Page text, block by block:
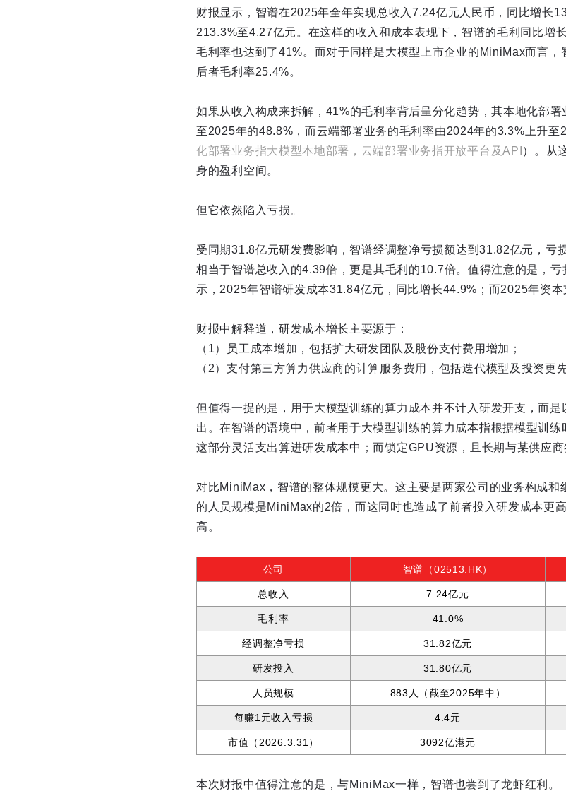
财报显示，智谱在2025年全年实现总收入7.24亿元人民币，同比增长
213.3%至4.27亿元。在这样的收入和成本表现下，智谱的毛利同比增
毛利率也达到了41%。而对于同样是大模型上市企业的MiniMax而言，
后者毛利率25.4%。
如果从收入构成来拆解，41%的毛利率背后呈分化趋势，其本地化部
至2025年的48.8%，而云端部署业务的毛利率由2024年的3.3%上升至
化部署业务指大模型本地部署，云端部署业务指开放平台及API ）。从
身的盈利空间。
但它依然陷入亏损。
受同期31.8亿元研发费影响，智谱经调整净亏损额达到31.82亿元，亏
相当于智谱总收入的4.39倍，更是其毛利的10.7倍。值得注意的是，
示，2025年智谱研发成本31.84亿元，同比增长44.9%；而2025年资本
财报中解释道，研发成本增长主要源于：
（1）员工成本增加，包括扩大研发团队及股份支付费用增加；
（2）支付第三方算力供应商的计算服务费用，包括迭代模型及投资更
但值得一提的是，用于大模型训练的算力成本并不计入研发开支，而
出。在智谱的语境中，前者用于大模型训练的算力成本指根据模型训练
这部分灵活支出算进研发成本中；而锁定GPU资源，且长期与某供应商
对比MiniMax，智谱的整体规模更大。这主要是两家公司的业务构成和
的人员规模是MiniMax的2倍，而这同时也造成了前者投入研发成本更
高。
公司 智谱（02513.HK）
总收入 7.24亿元
毛利率 41.0%
经调整净亏损 31.82亿元
研发投入 31.80亿元
人员规模 883人（截至2025年中）
每赚1元收入亏损 4.4元
市值（2026.3.31） 3092亿港元
本次财报中值得注意的是，与MiniMax一样，智谱也尝到了龙虾红利。